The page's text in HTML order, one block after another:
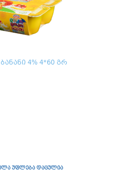
4% 4*60 გრ
უფლება დაცულია